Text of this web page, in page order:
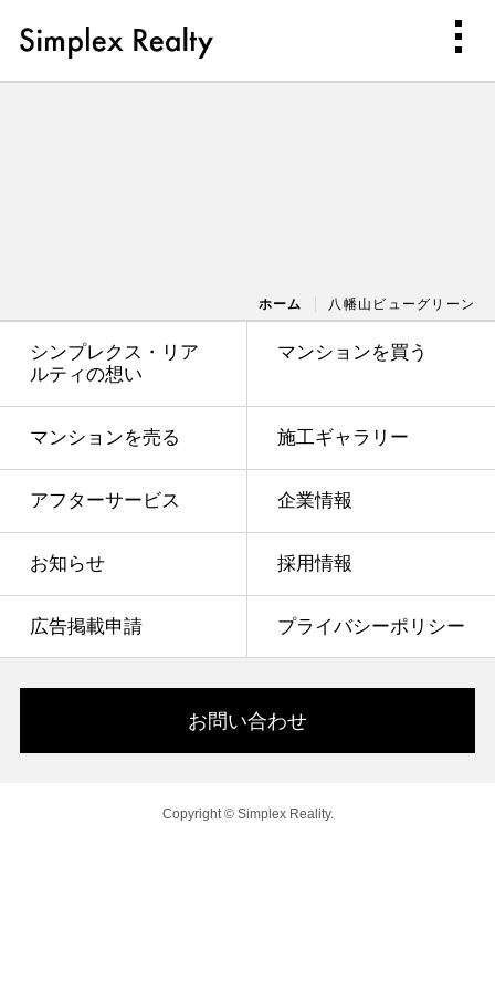
ホーム 八幡山ビューグリーン
シンプレクス・リア
ルティの想い
マンションを買う
マンションを売る 施工ギャラリー
アフターサービス 企業情報
お知らせ 採用情報
広告掲載申請 プライバシーポリシー
お問い合わせ
Copyright © Simplex Reality.